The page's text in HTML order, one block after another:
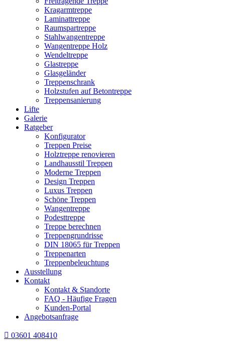
Kragarmtreppe
Laminattreppe
Raumspartreppe
Stahlwangentreppe
Wangentreppe Holz
Wendeltreppe
Glastreppe
Glasgeländer
Treppenschrank
Holzstufen auf Betontreppe
Treppensanierung
Lifte
Galerie
Ratgeber
Konfigurator
Treppen Preise
Holztreppe renovieren
Landhausstil Treppen
Moderne Treppen
Design Treppen
Luxus Treppen
Schöne Treppen
Wangentreppe
Podesttreppe
Treppe berechnen
Treppengrundrisse
DIN 18065 für Treppen
Treppenarten
Treppenbeleuchtung
Ausstellung
Kontakt
Kontakt & Standorte
FAQ - Häufige Fragen
Kunden-Portal
Angebotsanfrage
 03601 408410